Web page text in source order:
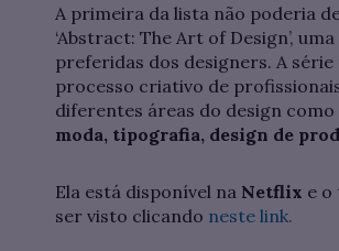
A primeira da lista não poderia
‘Abstract: The Art of Design’,
preferidas dos designers. A
processo criativo de
diferentes áreas do design como
moda, tipografia, design de
Ela está disponível na Netflix e
ser visto clicando neste link.